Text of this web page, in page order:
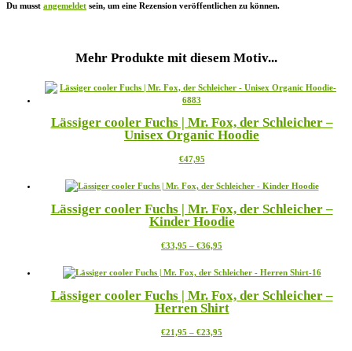
Du musst angemeldet sein, um eine Rezension veröffentlichen zu können.
Mehr Produkte mit diesem Motiv...
Lässiger cooler Fuchs | Mr. Fox, der Schleicher –
Unisex Organic Hoodie
€47,95Dieses
weist
Varianten
auf.
Optionen
auf
Produktseite
gewählt
Lässiger cooler Fuchs | Mr. Fox, der Schleicher –
Kinder Hoodie
€33,95 – €36,95
bis
weist
Varianten
auf.
Lässiger cooler Fuchs | Mr. Fox, der Schleicher –
Herren Shirt
€21,95 – €23,95